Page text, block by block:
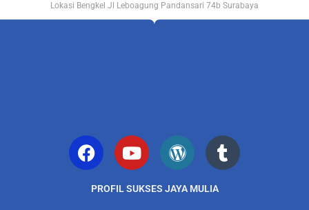
Lokasi Bengkel Jl Leboagung Pandansari 74b Surabaya
PROFIL SUKSES JAYA MULIA